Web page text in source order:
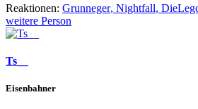
Reaktionen: Grunneger, Nightfall,
weitere Person
Ts__
Eisenbahner